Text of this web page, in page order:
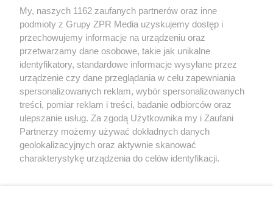
Żaden utwór zamieszczony w serwisie nie może być powielany i
rozpowszechniany lub dalej rozpowszechniany w jakikolwiek sposób (w
tym także elektroniczny lub mechaniczny) na jakimkolwiek polu
eksploatacji w jakiejkolwiek formie, włącznie z umieszczaniem w
Internecie bez pisemnej zgody właściciela praw. Jakiekolwiek użycie lub
wykorzystanie utworów w całości lub w części z naruszeniem prawa,
tzn. bez właściwej zgody, jest zabronione pod groźbą kary i może być
ścigane prawnie.
My, naszych 1162 zaufanych partnerów oraz inne
podmioty z Grupy ZPR Media uzyskujemy dostęp i
przechowujemy informacje na urządzeniu oraz
przetwarzamy dane osobowe, takie jak unikalne
identyfikatory, standardowe informacje wysyłane przez
urządzenie czy dane przeglądania w celu zapewniania
spersonalizowanych reklam, wybór spersonalizowanych
treści, pomiar reklam i treści, badanie odbiorców oraz
ulepszanie usług. Za zgodą Użytkownika my i Zaufani
Partnerzy możemy używać dokładnych danych
geolokalizacyjnych oraz aktywnie skanować
charakterystykę urządzenia do celów identyfikacji.